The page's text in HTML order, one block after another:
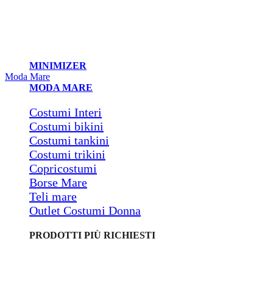
MINIMIZER
Moda Mare
MODA MARE
Costumi Interi
Costumi bikini
Costumi tankini
Costumi trikini
Copricostumi
Borse Mare
Teli mare
Outlet Costumi Donna
PRODOTTI PIÙ RICHIESTI